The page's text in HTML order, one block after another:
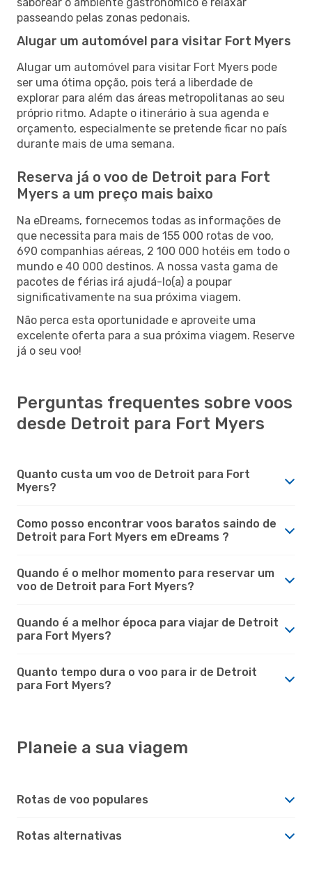
passeando pelas zonas pedonais.
Alugar um automóvel para visitar Fort Myers
Alugar um automóvel para visitar Fort Myers pode
ser uma ótima opção, pois terá a liberdade de
explorar para além das áreas metropolitanas ao seu
próprio ritmo. Adapte o itinerário à sua agenda e
orçamento, especialmente se pretende ficar no país
durante mais de uma semana.
Reserva já o voo de Detroit para Fort
Myers a um preço mais baixo
Na eDreams, fornecemos todas as informações de
que necessita para mais de 155 000 rotas de voo,
690 companhias aéreas, 2 100 000 hotéis em todo o
mundo e 40 000 destinos. A nossa vasta gama de
pacotes de férias irá ajudá-lo(a) a poupar
significativamente na sua próxima viagem.
Não perca esta oportunidade e aproveite uma
excelente oferta para a sua próxima viagem. Reserve
já o seu voo!
Perguntas frequentes sobre voos
desde Detroit para Fort Myers
Quanto custa um voo de Detroit para Fort
Myers?
Como posso encontrar voos baratos saindo de
Detroit para Fort Myers em eDreams ?
Quando é o melhor momento para reservar um
voo de Detroit para Fort Myers?
Quando é a melhor época para viajar de Detroit
para Fort Myers?
Quanto tempo dura o voo para ir de Detroit
para Fort Myers?
Planeie a sua viagem
Rotas de voo populares
Rotas alternativas